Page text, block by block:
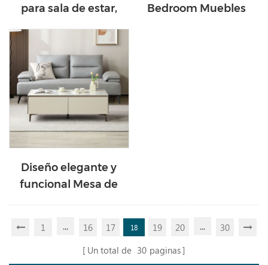
para sala de estar,
Bedroom Muebles
Diseño elegante y
funcional Mesa de
1 ... 16 17 18 19 20 ...
30
Un total de 30 paginas